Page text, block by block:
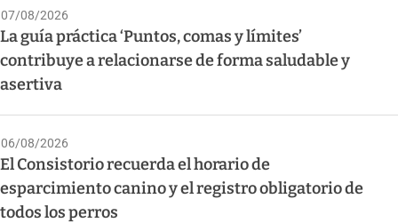
07/08/2026
La guía práctica ‘Puntos, comas y límites’
contribuye a relacionarse de forma saludable y
asertiva
06/08/2026
El Consistorio recuerda el horario de
esparcimiento canino y el registro obligatorio de
todos los perros